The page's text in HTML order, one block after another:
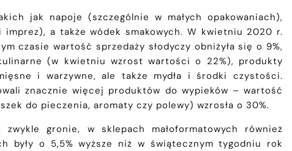
jak napoje (szczególnie w małych opakowaniach),
a także wódek smakowych. W kwietniu 2020 r.
czasie wartość sprzedaży słodyczy obniżyła się o 9%,
(w kwietniu wzrost wartości o 22%), produkty
i warzywne, ale także mydła i środki czystości.
znacznie więcej produktów do wypieków – wartość
do pieczenia, aromaty czy polewy) wzrosła o 30%.
gronie, w sklepach małoformatowych również
były o 5,5% wyższe niż w świątecznym tygodniu rok